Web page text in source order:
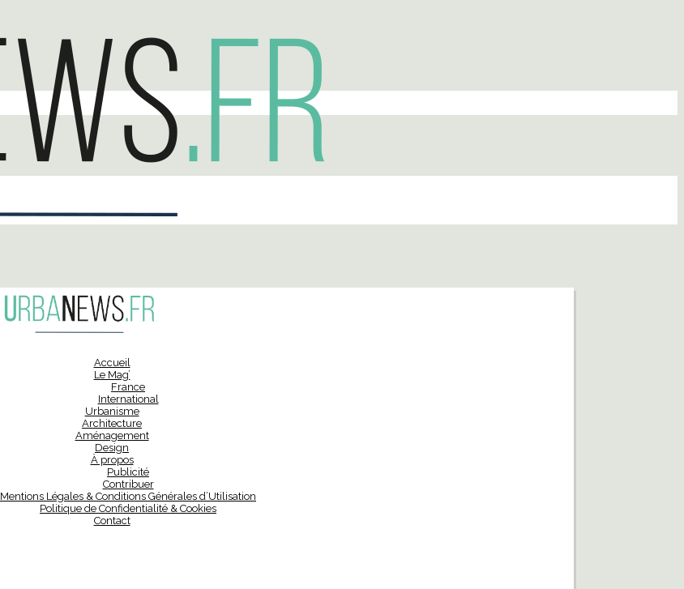
Accueil
Le Mag’
France
International
Urbanisme
Architecture
Aménagement
Design
À propos
Publicité
Contribuer
Mentions Légales & Conditions Générales d’Utilisation
Politique de Confidentialité & Cookies
Contact